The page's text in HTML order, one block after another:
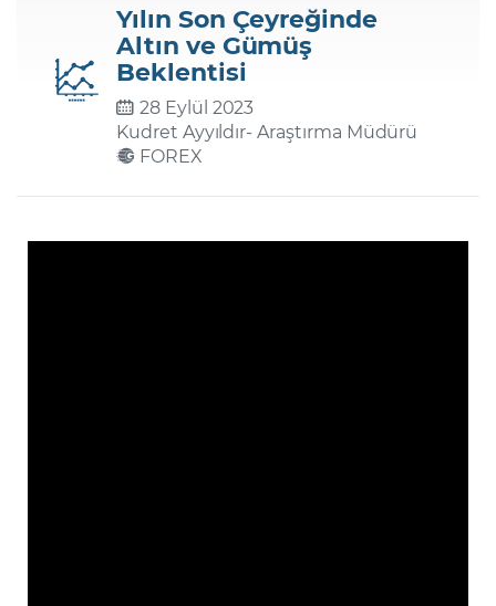
Şifremi Unuttum
Yılın Son Çeyreğinde
Altın ve Gümüş
Beklentisi
28 Eylül 2023
Kudret Ayyıldır- Araştırma Müdürü
FOREX